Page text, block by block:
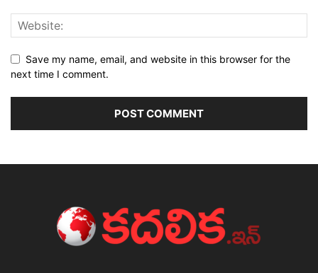
Save my name, email, and website in this browser for the
next time I comment.